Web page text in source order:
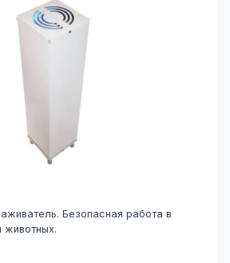
Безопасная работа в
животных.